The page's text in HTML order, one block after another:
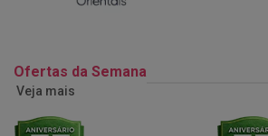
Ofertas da Semana
Veja mais